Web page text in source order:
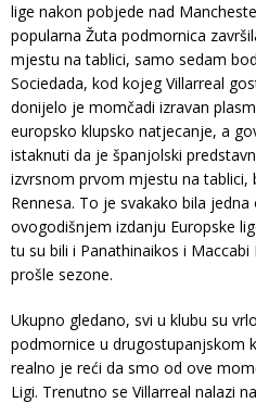
lige nakon pobjede nad
popularna Žuta podmornica
mjestu na tablici, samo sedam
Sociedada, kod kojeg Villarreal
donijelo je momčadi izravan
europsko klupsko natjecanje, a
istaknuti da je španjolski
izvrsnom prvom mjestu na tablici,
Rennesa. To je svakako bila
ovogodišnjem izdanju Europske
tu su bili i Panathinaikos i
prošle sezone.
Ukupno gledano, svi u klubu su
podmornice u drugostupanjskom
realno je reći da smo od ove
Ligi. Trenutno se Villarreal nalazi